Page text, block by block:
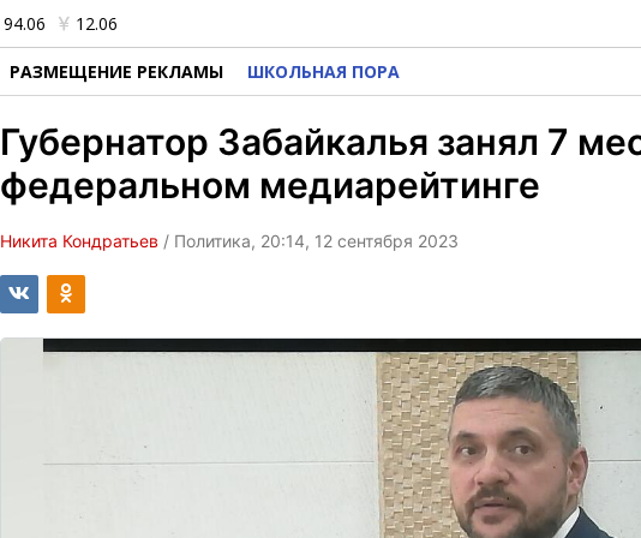
94.06 12.06
РАЗМЕЩЕНИЕ РЕКЛАМЫ ШКОЛЬНАЯ ПОРА
Губернатор Забайкалья занял 7
федеральном медиарейтинге
Никита Кондратьев / Политика, 20:14, 12 сентября 2023